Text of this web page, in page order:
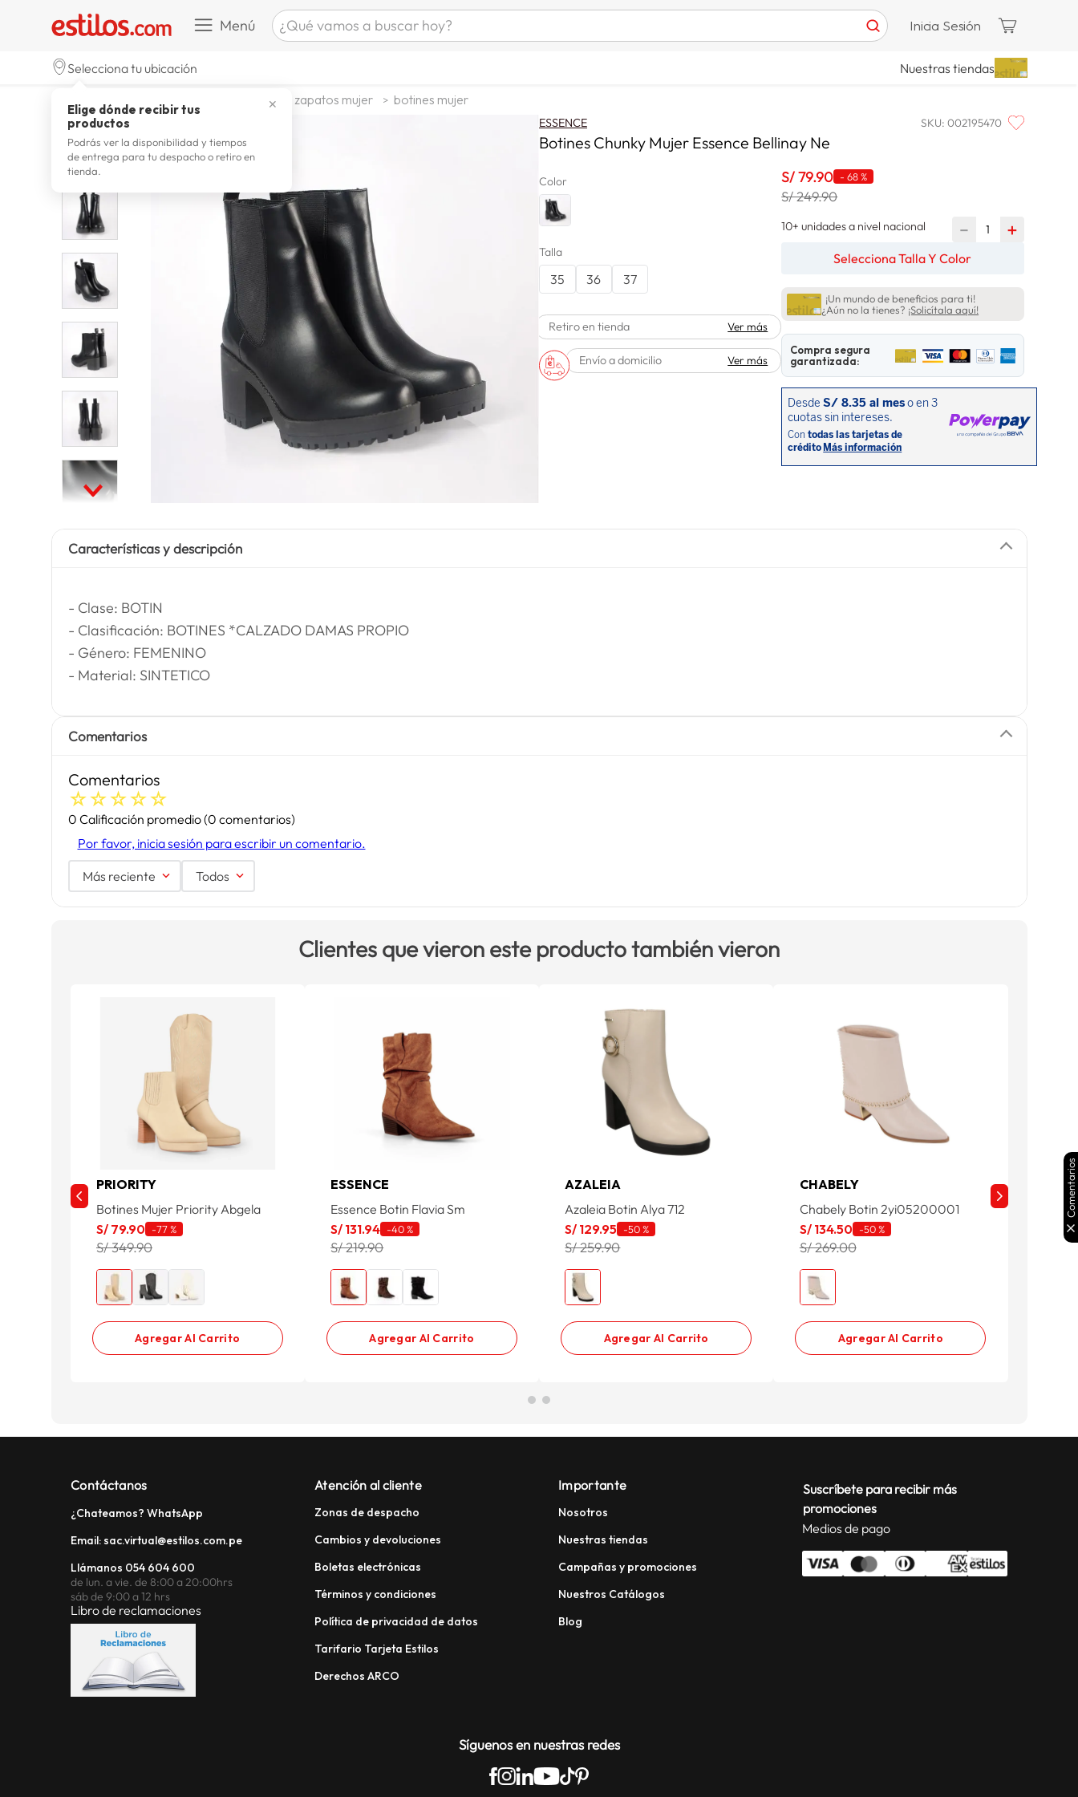
Menú ¿Qué vamos a buscar hoy?
zapatillas mujer
5. zapatillas
6. tv
7. laptop
terrex
lavadora
spiderman
Inicia Sesión
Selecciona tu ubicación
✕
Elige dónde recibir tus
productos
Podrás ver la disponibilidad y tiempos
de entrega para tu despacho o retiro en
tienda.
Nuestras tiendas
zapatos zapatos mujer botines mujer
ESSENCE SKU: 002195470
Botines Chunky Mujer Essence Bellinay Ne
Color
Talla
35 36 37
Retiro en tienda Ver más
Envío a domicilio Ver más
S/79.90 -68 %
S/ 249.90
10+ unidades a nivel nacional ＋
－
Selecciona Talla Y Color
¡Un mundo de beneficios para ti!
¿Aún no la tienes? ¡Solicítala aquí!
Compra segura
garantizada:
Características y descripción
- Clase: BOTIN
- Clasificación: BOTINES *CALZADO DAMAS PROPIO
- Género: FEMENINO
- Material: SINTETICO
Comentarios
Comentarios
☆☆☆☆☆
0 Calificación promedio(0 comentarios)
Por favor, inicia sesión para escribir un comentario.
Más reciente Todos
Clientes que vieron este producto también vieron
PRIORITY
Botines Mujer Priority Abgela
S/ 79.90 -77 %
S/ 349.90
Agregar Al Carrito
ESSENCE
Essence Botin Flavia Sm
S/ 131.94 -40 %
S/ 219.90
Agregar Al Carrito
AZALEIA
Azaleia Botin Alya 712
S/ 129.95 -50 %
S/ 259.90
Agregar Al Carrito
CHABELY
Chabely Botin 2yi05200001
S/ 134.50 -50 %
S/ 269.00
Agregar Al Carrito
.
Contáctanos
¿Chateamos? WhatsApp
Email: sac.virtual@estilos.com.pe
Llámanos 054 604 600
de lun. a vie. de 8:00 a 20:00hrs
sáb de 9:00 a 12 hrs
Libro de reclamaciones
Atención al cliente
Zonas de despacho
Cambios y devoluciones
Boletas electrónicas
Términos y condiciones
Política de privacidad de datos
Tarifario Tarjeta Estilos
Derechos ARCO
Importante
Nosotros
Nuestras tiendas
Campañas y promociones
Nuestros Catálogos
Blog
Suscríbete para recibir más
promociones
Medios de pago
Síguenos en nuestras redes
Comentarios